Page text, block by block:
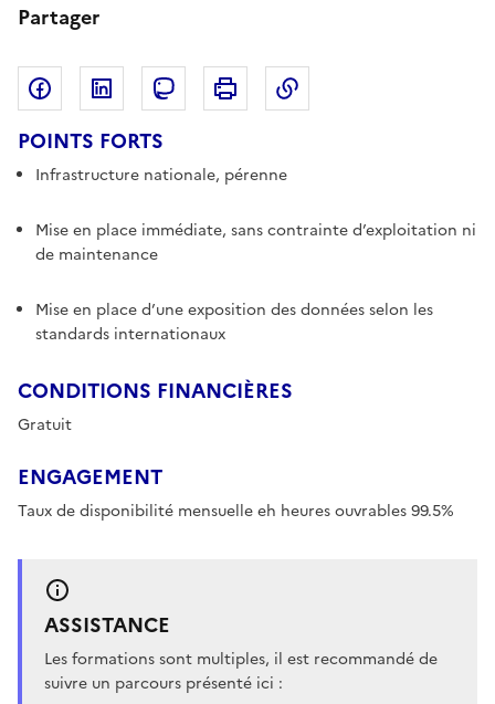
Partager
Partager sur Facebook
Partager sur LinkedIn
Partager sur Mastodon
Imprimer
POINTS FORTS
Infrastructure nationale, pérenne
Mise en place immédiate, sans contrainte d’exploitation ni
de maintenance
Mise en place d’une exposition des données selon les
standards internationaux
CONDITIONS FINANCIÈRES
Gratuit
ENGAGEMENT
Taux de disponibilité mensuelle eh heures ouvrables 99.5%
ASSISTANCE
Les formations sont multiples, il est recommandé de
suivre un parcours présenté ici :